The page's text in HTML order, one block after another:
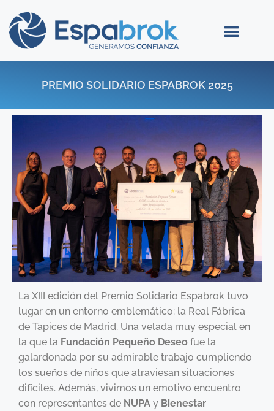
PREMIO SOLIDARIO ESPABROK 2025
La XIII edición del Premio Solidario Espabrok tuvo
lugar en un entorno emblemático: la Real Fábrica
de Tapices de Madrid. Una velada muy especial en
la que la Fundación Pequeño Deseo fue la
galardonada por su admirable trabajo cumpliendo
los sueños de niños que atraviesan situaciones
difíciles. Además, vivimos un emotivo encuentro
con representantes de NUPA y Bienestar